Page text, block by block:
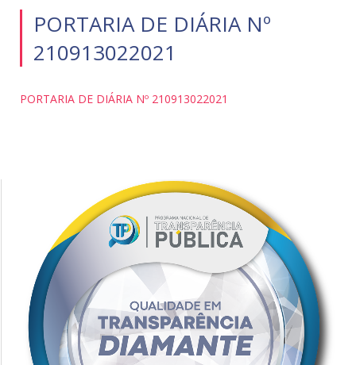
PORTARIA DE DIÁRIA Nº
210913022021
PORTARIA DE DIÁRIA Nº 210913022021